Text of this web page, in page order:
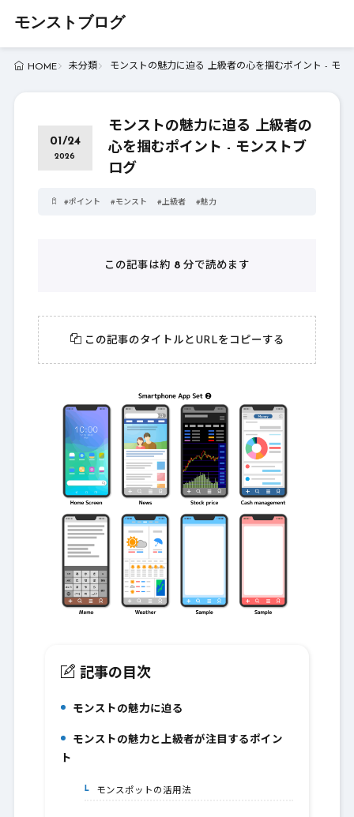
モンストブログ
HOME 未分類 モンストの魅力に迫る 上級者の心を掴むポイント - モン
01/24
2026
モンストの魅力に迫る 上級者の
心を掴むポイント - モンストブ
ログ
#ポイント #モンスト #上級者 #魅力
この記事は約 8 分で読めます
この記事のタイトルとURLをコピーする
記事の目次
モンストの魅力に迫る
モンストの魅力と上級者が注目するポイン
ト
2-1.モンスポットの活用法